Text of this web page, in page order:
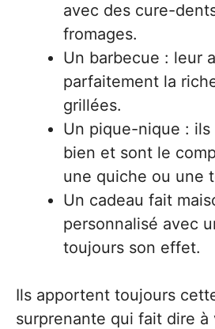
avec des cure-
fromages.
Un barbecue : leur
parfaitement la
grillées.
Un pique-nique :
bien et sont le
une quiche ou une
Un cadeau fait
personnalisé avec
toujours son effet.
Ils apportent toujours
surprenante qui fait dire à